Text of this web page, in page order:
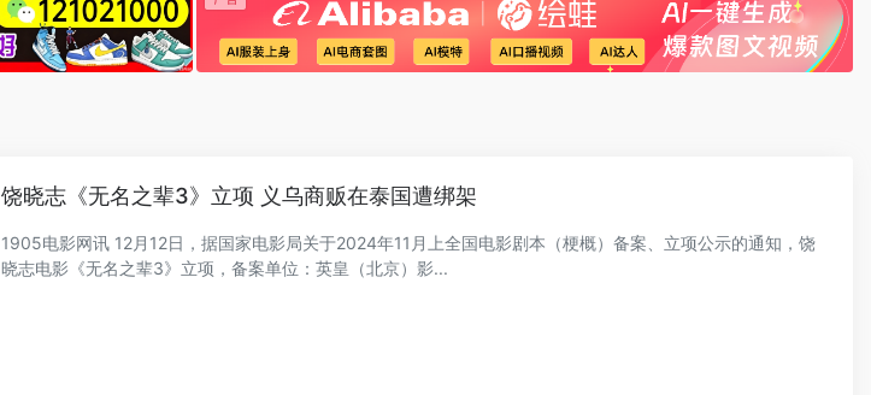
饶晓志《无名之辈3》立项 义乌商贩在泰国遭绑架
1905电影网讯 12月12日，据国家电影局关于2024年11月上全国电影剧本（梗概）备案、立项公示的通知，饶
晓志电影《无名之辈3》立项，备案单位：英皇（北京）影...